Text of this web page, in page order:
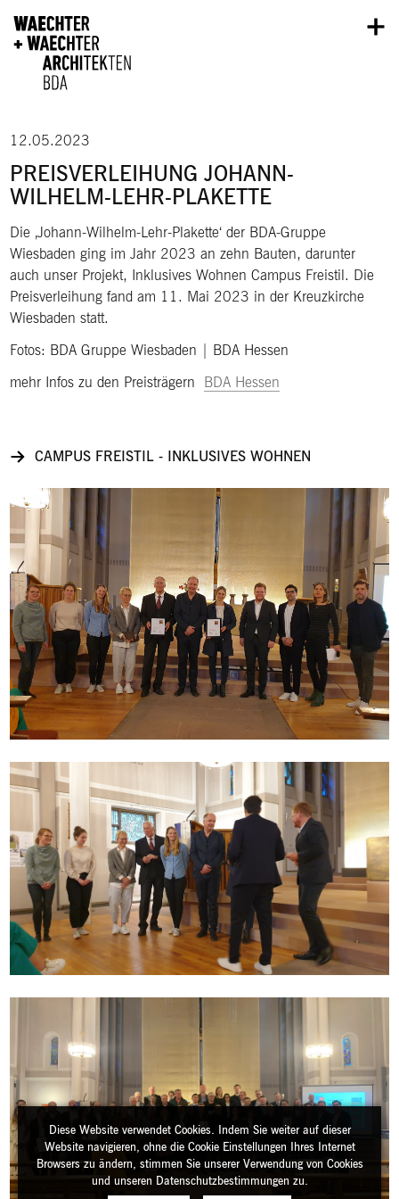
12.05.2023
PREISVERLEIHUNG JOHANN-
WILHELM-LEHR-PLAKETTE
Die ‚Johann-Wilhelm-Lehr-Plakette‘ der BDA-Gruppe
Wiesbaden ging im Jahr 2023 an zehn Bauten, darunter
auch unser Projekt, Inklusives Wohnen Campus Freistil. Die
Preisverleihung fand am 11. Mai 2023 in der Kreuzkirche
Wiesbaden statt.
Fotos: BDA Gruppe Wiesbaden | BDA Hessen
mehr Infos zu den Preisträgern BDA Hessen
CAMPUS FREISTIL - INKLUSIVES WOHNEN
Diese Website verwendet Cookies. Indem Sie weiter auf dieser
Website navigieren, ohne die Cookie Einstellungen Ihres Internet
Browsers zu ändern, stimmen Sie unserer Verwendung von Cookies
und unseren Datenschutzbestimmungen zu.